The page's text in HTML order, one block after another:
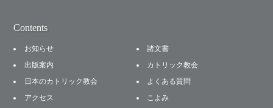
Contents
お知らせ
諸文書
出版案内
カトリック教会
日本のカトリック教会
よくある質問
アクセス
こよみ